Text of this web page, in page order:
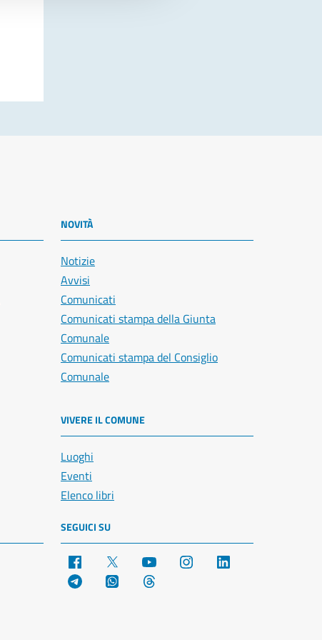
NOVITÀ
Notizie
Avvisi
Comunicati
Comunicati stampa della Giunta
Comunale
Comunicati stampa del Consiglio
Comunale
VIVERE IL COMUNE
Luoghi
Eventi
Elenco libri
SEGUICI SU
Facebook YouTube Instagram
Telegram WhatsApp